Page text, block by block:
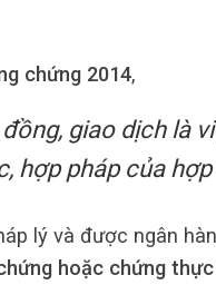
chứng 2014,
đồng, giao dịch là
hợp pháp của
lý và được ngân
hoặc chứng thực